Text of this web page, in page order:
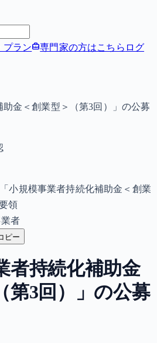
プラン 専門家の方はこちら ログ
助金＜創業型＞（第3回）」の公募
「小規模事業者持続化補助金＜創業
領
者
ピー
者持続化補助金
第3回）」の公募